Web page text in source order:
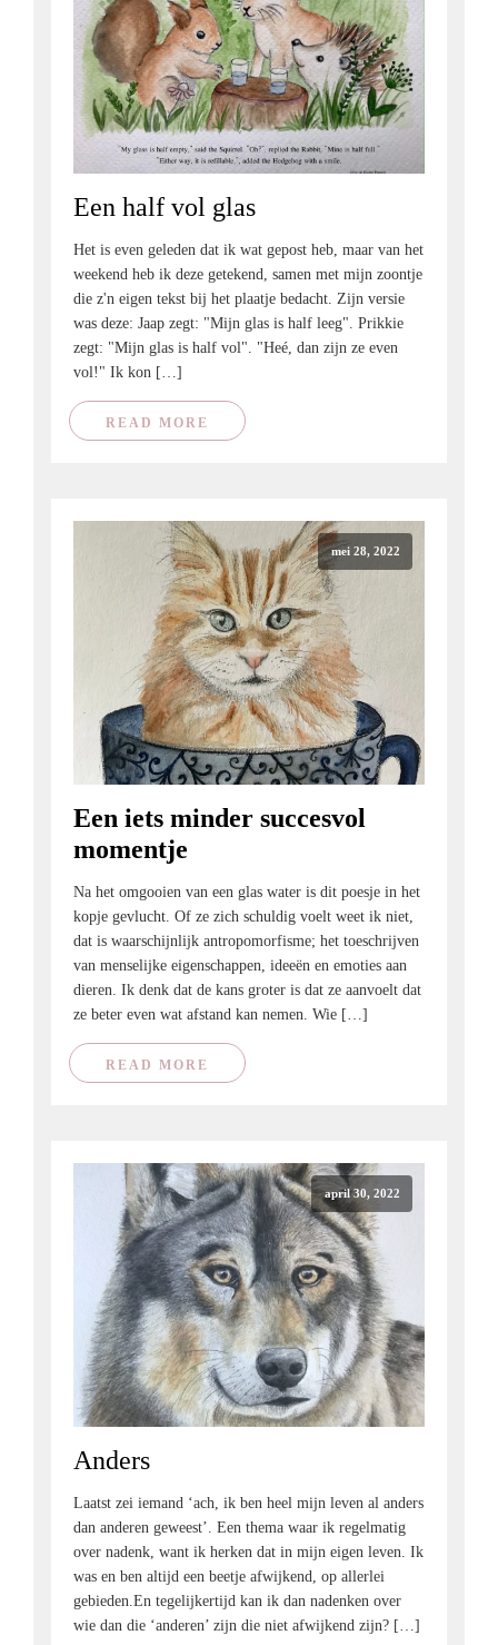
Een half vol glas
Het is even geleden dat ik wat gepost heb, maar van het
weekend heb ik deze getekend, samen met mijn zoontje
die z'n eigen tekst bij het plaatje bedacht. Zijn versie
was deze: Jaap zegt: "Mijn glas is half leeg". Prikkie
zegt: "Mijn glas is half vol". "Heé, dan zijn ze even
vol!" Ik kon […]
READ MORE
mei 28, 2022
Een iets minder succesvol
momentje
Na het omgooien van een glas water is dit poesje in het
kopje gevlucht. Of ze zich schuldig voelt weet ik niet,
dat is waarschijnlijk antropomorfisme; het toeschrijven
van menselijke eigenschappen, ideeën en emoties aan
dieren. Ik denk dat de kans groter is dat ze aanvoelt dat
ze beter even wat afstand kan nemen. Wie […]
READ MORE
april 30, 2022
Anders
Laatst zei iemand ‘ach, ik ben heel mijn leven al anders
dan anderen geweest’. Een thema waar ik regelmatig
over nadenk, want ik herken dat in mijn eigen leven. Ik
was en ben altijd een beetje afwijkend, op allerlei
gebieden.En tegelijkertijd kan ik dan nadenken over
wie dan die ‘anderen’ zijn die niet afwijkend zijn? […]